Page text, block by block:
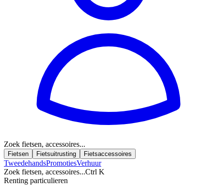
Zoek fietsen, accessoires...
Fietsen Fietsuitrusting Fietsaccessoires
TweedehandsPromotiesVerhuur
Zoek fietsen, accessoires...Ctrl K
Renting particulieren